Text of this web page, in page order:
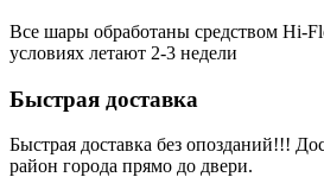
Все шары обработаны средством Hi-
условиях летают 2-3 недели
Быстрая доставка
Быстрая доставка без опозданий!!!
район города прямо до двери.